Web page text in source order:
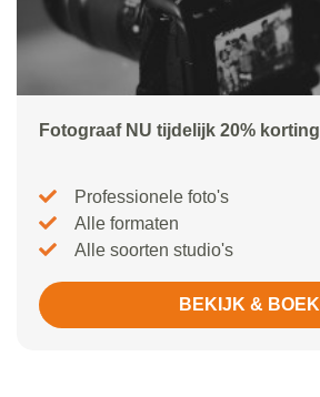
Fotograaf NU tijdelijk 20% korting
Professionele foto's
Alle formaten
Alle soorten studio's
BEKIJK & BOEK